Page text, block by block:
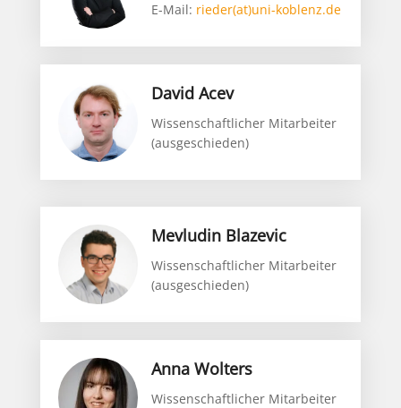
E-Mail: rieder(at)uni-koblenz.de
David Acev
Wissenschaftlicher Mitarbeiter
(ausgeschieden)
Mevludin Blazevic
Wissenschaftlicher Mitarbeiter
(ausgeschieden)
Anna Wolters
Wissenschaftlicher Mitarbeiter